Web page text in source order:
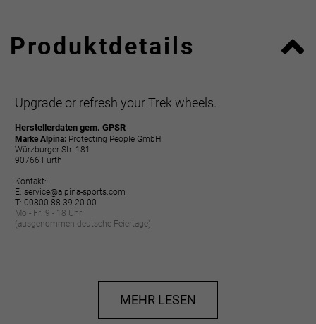
Produktdetails
Upgrade or refresh your Trek wheels.
Herstellerdaten gem. GPSR
Marke Alpina: Protecting People GmbH
Würzburger Str. 181
90766 Fürth
Kontakt:
E: service@alpina-sports.com
T: 00800 88 39 20 00
Mo - Fr: 9 - 18 Uhr
(ausgenommen deutsche Feiertage)
MEHR LESEN